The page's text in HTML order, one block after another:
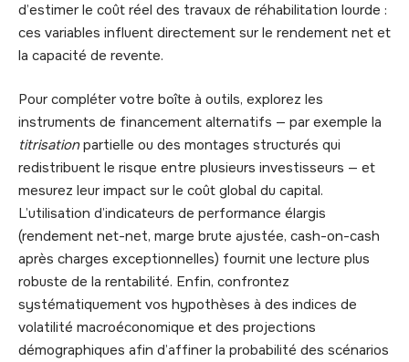
d’estimer le coût réel des travaux de réhabilitation lourde :
ces variables influent directement sur le rendement net et
la capacité de revente.
Pour compléter votre boîte à outils, explorez les
instruments de financement alternatifs — par exemple la
titrisationpartielle ou des montages structurés qui
redistribuent le risque entre plusieurs investisseurs — et
mesurez leur impact sur le coût global du capital.
L’utilisation d’indicateurs de performance élargis
(rendement net-net, marge brute ajustée, cash-on-cash
après charges exceptionnelles) fournit une lecture plus
robuste de la rentabilité. Enfin, confrontez
systématiquement vos hypothèses à des indices de
volatilité macroéconomique et des projections
démographiques afin d’affiner la probabilité des scénarios